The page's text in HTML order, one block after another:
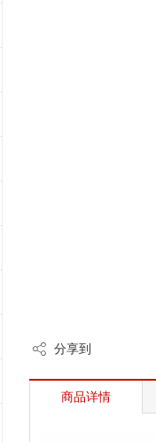
分享到
商品详情